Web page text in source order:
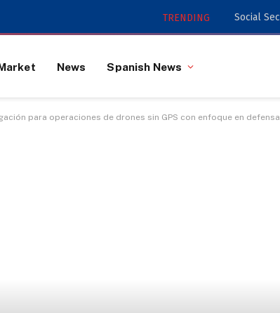
TRENDING
News Spanish News
para operaciones de drones sin GPS con enfoque en defensa